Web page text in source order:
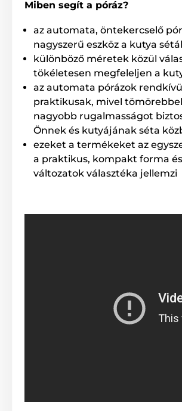
Az automata
teljes mértékben
irányítást. A kutyagazdik tudják, hogy
Miben segít a póráz?
az automata, öntekercselő
nagyszerű eszköz a kutya
különböző méretek közül
tökéletesen megfeleljen a
az automata pórázok
praktikusak, mivel
nagyobb rugalmasságot
Önnek és kutyájának séta
ezeket a termékeket az
a praktikus, kompakt forma
változatok választéka jellemzi